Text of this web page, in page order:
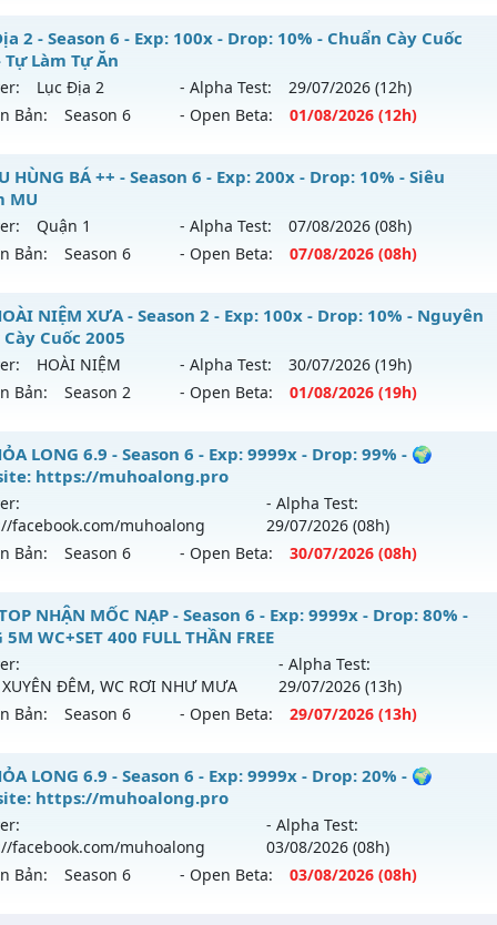
Non Reset
Mu Nguyên bản Webzen
XShield
Vĩnh Cửu - Săn Box ném đồ Full - Tặng VIP CODE
mới ra tháng 08 2026 - Mở máy chủGắn Kếtvào 08h
9999x - Drop: 90%
loại: Mu Nguyên bản Webzen
ICMPROTECT ✅ 🔴 ✨ ⚡️
2 - Season 6 - Exp: 100x - Drop: 10% - Chuẩn Cày Cuốc
Tự Làm Tự Ăn
Lục Địa 2 - Alpha Test: 29/07/2026 (12h)
Bản:
Season 6 - Open Beta: 01/08/2026 (12h)
Địa 2 - Chuẩn Cày Cuốc Xưa - Tự Làm Tự Ăn
mới ra tháng 08 2026 - Mở máy chủLục Địa 2vào 12h
100x - Drop: 10%
loại: Mu Nguyên bản Webzen
Chống Hack
HÙNG BÁ ++ - Season 6 - Exp: 200x - Drop: 10% - Siêu
MU
Quận 1 - Alpha Test: 07/08/2026 (08h)
Bản:
Season 6 - Open Beta: 07/08/2026 (08h)
MU HÙNG BÁ ++ - Siêu Phẩm MU
mới ra tháng 08 2026 - Mở máy chủQuận 1vào 08h ngày
200x - Drop: 10%
loại: Mu Nguyên bản Webzen
Shark Shield
NIỆM XƯA - Season 2 - Exp: 100x - Drop: 10% - Nguyên
Cuốc 2005
HOÀI NIỆM - Alpha Test: 30/07/2026 (19h)
Bản:
Season 2 - Open Beta: 01/08/2026 (19h)
HOÀI NIỆM XƯA - Nguyên Thủy Cày Cuốc 2005
mới ra tháng 08 2026 - Mở máy chủ
HOÀI NIỆM
100x - Drop: 10%
loại: Mu Nguyên bản Webzen
LONG 6.9 - Season 6 - Exp: 9999x - Drop: 99% - 🌍
https://muhoalong.pro
facebook.com/muhoalong
- Alpha Test:
29/07/2026 (08h)
Bản:
Season 6 - Open Beta: 30/07/2026 (08h)
LONG 6.9 - 🌍 Website: https://muhoalong.pro
ra tháng 07 2026 - Mở máy chủ
https://facebook.com/
07/2626
- Drop: 99%
Mu Nguyên bản Webzen
Xshiel
NHẬN MỐC NẠP - Season 6 - Exp: 9999x - Drop: 80% -
5M WC+SET 400 FULL THẦN FREE
XUYÊN ĐÊM, WC RƠI NHƯ MƯA
- Alpha Test:
29/07/2026 (13h)
Bản:
Season 6 - Open Beta: 29/07/2026 (13h)
NHẬN MỐC NẠP - TẶNG 5M WC+SET 400 FULL THẦN
ra tháng 07 2026 - Mở máy chủBOSS XUYÊN ĐÊM, WC
29/07/2626
- Drop: 80%
LONG 6.9 - Season 6 - Exp: 9999x - Drop: 20% - 🌍
https://muhoalong.pro
facebook.com/muhoalong
- Alpha Test:
03/08/2026 (08h)
Bản:
Season 6 - Open Beta: 03/08/2026 (08h)